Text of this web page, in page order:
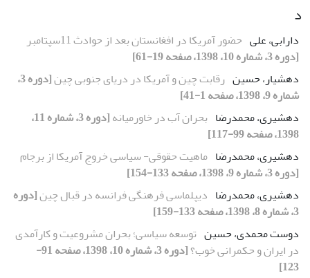
د
دارابی، علی حضور آمریکا در افغانستان بعد از حوادث 11سپتامبر
[دوره 3، شماره 10، 1398، صفحه 19-61]
دهشیار، حسین رقابت چین و آمریکا در دریای جنوبی چین
[دوره 3،
شماره 9، 1398، صفحه 1-41]
دهشیری، محمدرضا بحران آب در خاورمیانه
[دوره 3، شماره 11،
1398، صفحه 99-117]
دهشیری، محمدرضا ماهیت حقوقی- سیاسی خروج آمریکا از برجام
[دوره 3، شماره 9، 1398، صفحه 133-154]
دهشیری، محمدرضا دیپلماسی فرهنگی فرانسه در قبال چین[دوره
3، شماره 8، 1398، صفحه 133-159]
دوست محمدی، حسین توسعه سیاسی؛ بحران مشروعیت و کارآمدی
در ایران و حکمرانی خوب؟
[دوره 3، شماره 10، 1398، صفحه 91-
123]